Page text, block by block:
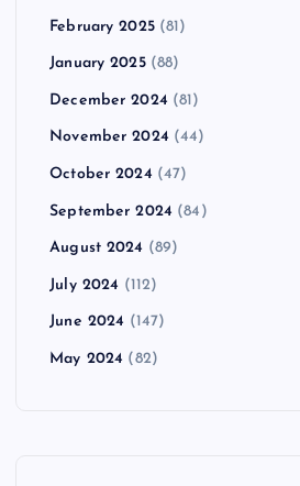
February 2025(81)
January 2025(88)
December 2024 (81)
November 2024 (44)
October 2024 (47)
September 2024 (84)
August 2024 (89)
July 2024 (112)
June 2024 (147)
May 2024 (82)